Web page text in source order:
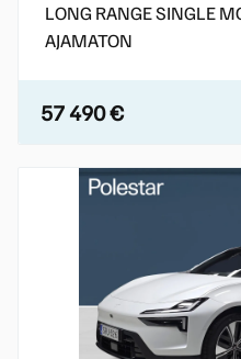
LONG RANGE SINGLE
AJAMATON
57 490 €